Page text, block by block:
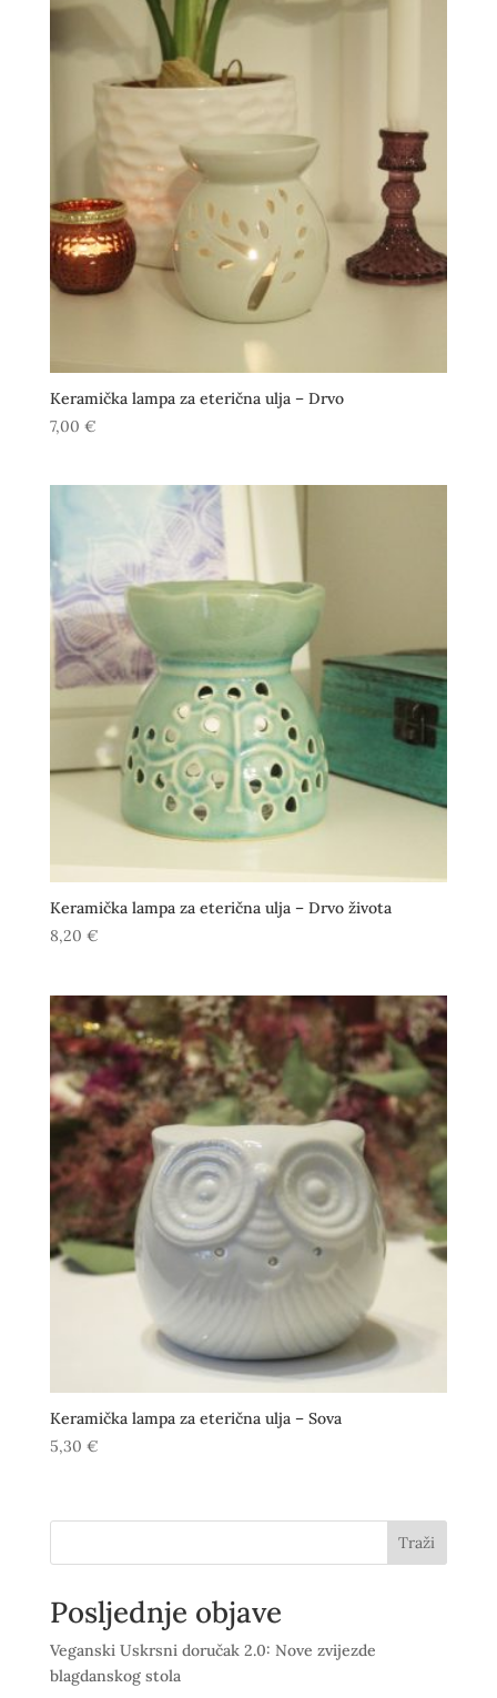
Keramička lampa za eterična ulja – Drvo
7,00 €
Keramička lampa za eterična ulja – Drvo života
8,20 €
Keramička lampa za eterična ulja – Sova
5,30 €
Traži
Posljednje objave
Veganski Uskrsni doručak 2.0: Nove zvijezde
blagdanskog stola